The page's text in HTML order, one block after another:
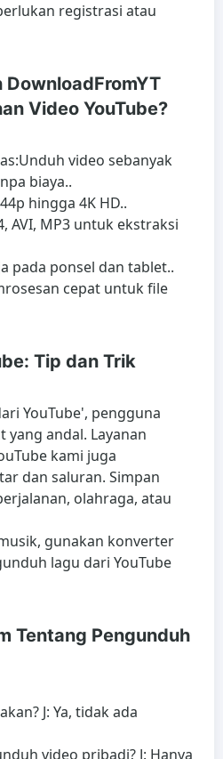
registrasi atau
Video YouTube?
Unduh video sebanyak
biaya..
hingga 4K HD..
AVI, MP3 untuk ekstraksi
pada ponsel dan tablet..
cepat untuk file
Tip dan Trik
YouTube', pengguna
yang andal. Layanan
kami juga
dan saluran. Simpan
olahraga, atau
gunakan konverter
lagu dari YouTube
Tentang Pengunduh
J: Ya, tidak ada
video pribadi? J: Hanya